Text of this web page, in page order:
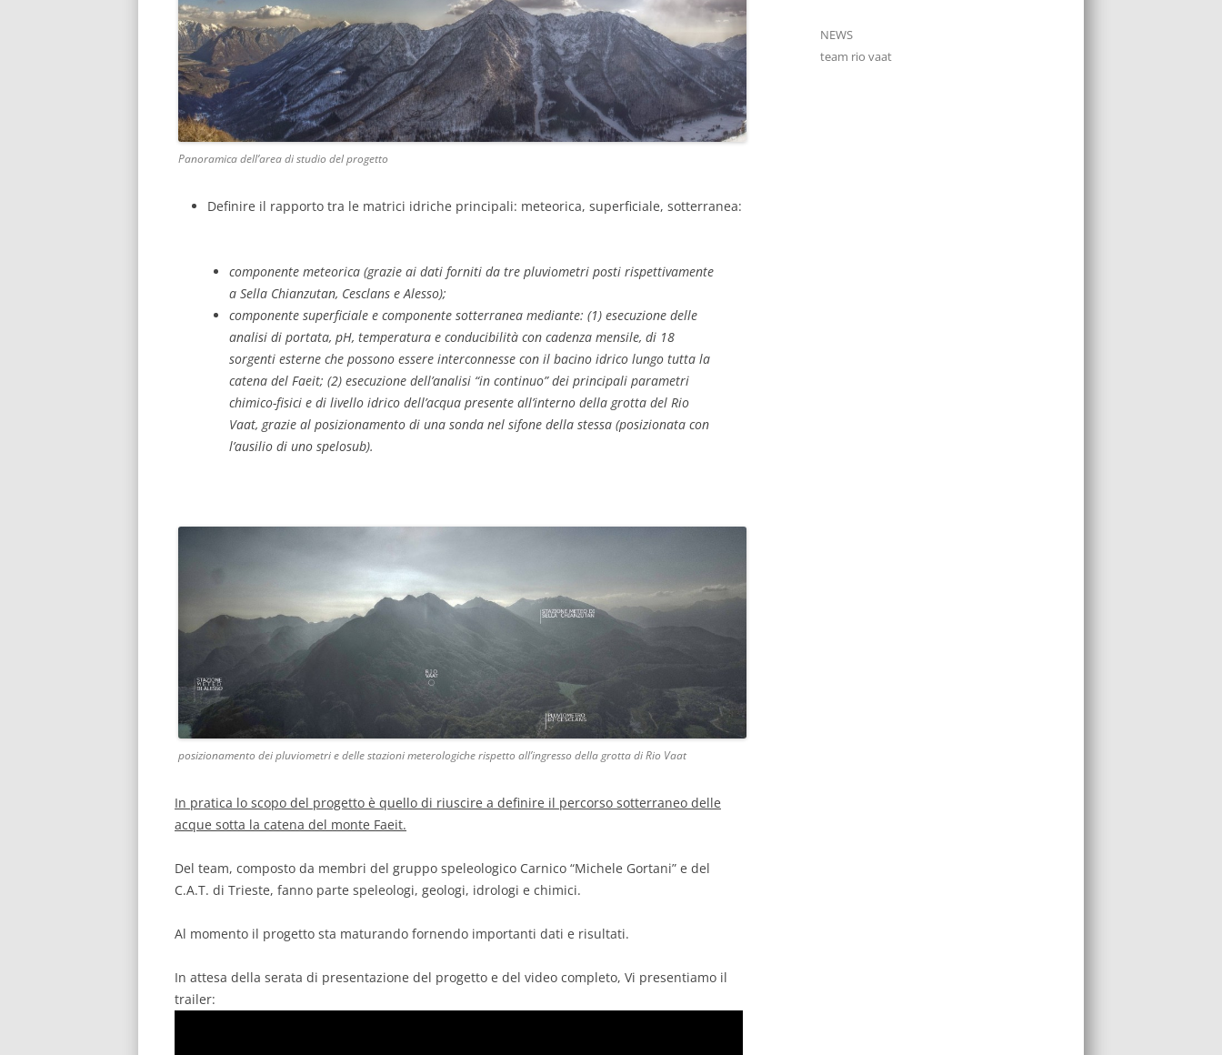
Panoramica dell’area di studio del progetto
Definire il rapporto tra le matrici idriche principali: meteorica, superficiale, sotterranea:
componente meteorica (grazie ai dati forniti da tre pluviometri posti rispettivamente
a Sella Chianzutan, Cesclans e Alesso);
componente superficiale e componente sotterranea mediante: (1) esecuzione delle
analisi di portata, pH, temperatura e conducibilità con cadenza mensile, di 18
sorgenti esterne che possono essere interconnesse con il bacino idrico lungo tutta la
catena del Faeit; (2) esecuzione dell’analisi “in continuo” dei principali parametri
chimico-fisici e di livello idrico dell’acqua presente all’interno della grotta del Rio
Vaat, grazie al posizionamento di una sonda nel sifone della stessa (posizionata con
l’ausilio di uno spelosub).
posizionamento dei pluviometri e delle stazioni meterologiche rispetto all’ingresso della grotta di Rio Vaat
In pratica lo scopo del progetto è quello di riuscire a definire il percorso sotterraneo delle
acque sotta la catena del monte Faeit.
Del team, composto da membri del gruppo speleologico Carnico “Michele Gortani” e del
C.A.T. di Trieste, fanno parte speleologi, geologi, idrologi e chimici.
Al momento il progetto sta maturando fornendo importanti dati e risultati.
In attesa della serata di presentazione del progetto e del video completo, Vi presentiamo il
trailer:
NEWS
team rio vaat